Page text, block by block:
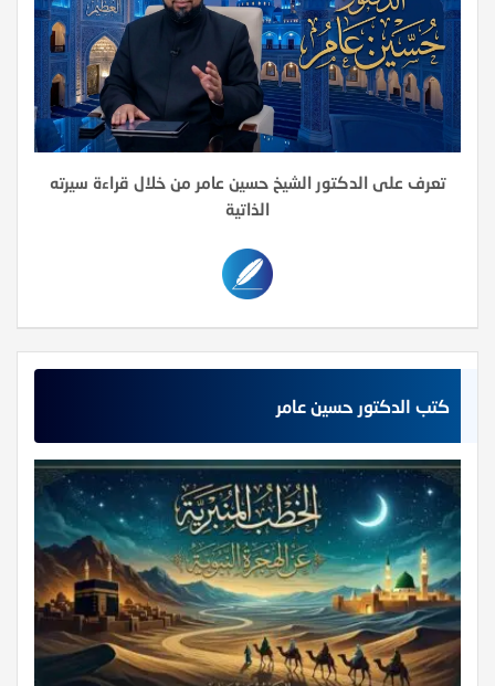
تعرف على الدكتور الشيخ حسين عامر من خلال قراءة سيرته
الذاتية
كتب الدكتور حسين عامر